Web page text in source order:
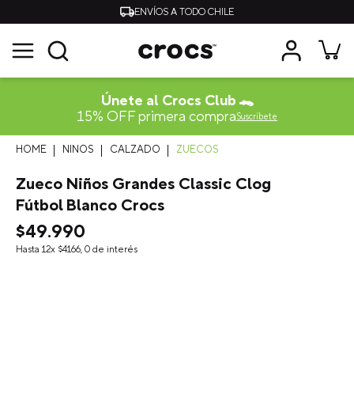
ENVÍOS A TODO CHILE
Únete al Crocs Club 🐊
15% OFF primera compraSuscríbete
NINOS CALZADO ZUECOS
Zueco Niños Grandes Classic Clog
Fútbol Blanco Crocs
$49.990
Hasta 12x $4166, 0 de interés